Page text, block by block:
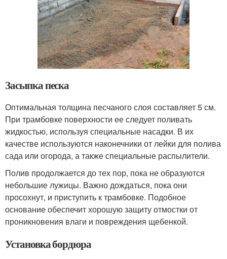
Засыпка песка
Оптимальная толщина песчаного слоя составляет 5 см.
При трамбовке поверхности ее следует поливать
жидкостью, используя специальные насадки. В их
качестве используются наконечники от лейки для полива
сада или огорода, а также специальные распылители.
Полив продолжается до тех пор, пока не образуются
небольшие лужицы. Важно дождаться, пока они
просохнут, и приступить к трамбовке. Подобное
основание обеспечит хорошую защиту отмостки от
проникновения влаги и повреждения щебенкой.
Установка бордюра